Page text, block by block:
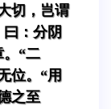
切，岂谓
曰：分阴
“二
位。“用
之至